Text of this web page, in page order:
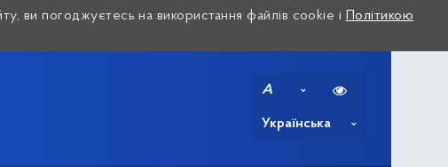
ви погоджуєтесь на використання файлів cookie і Політикою
A
Українська